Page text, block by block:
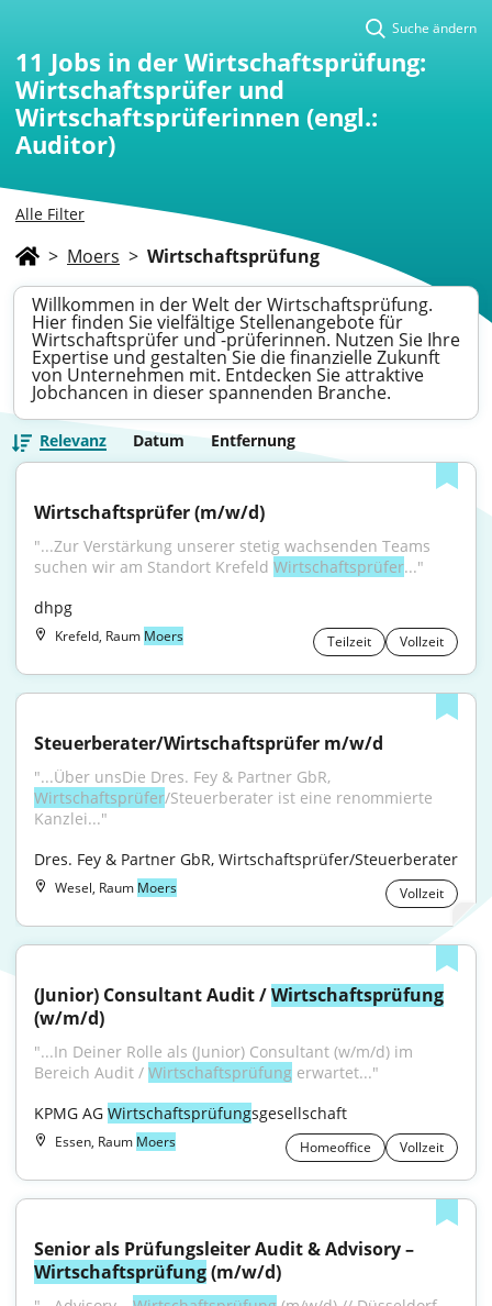
Alle Filter
Suche ändern
11 Jobs in der Wirtschaftsprüfung:
Wirtschaftsprüfer und
Wirtschaftsprüferinnen (engl.:
Auditor)
> Moers > Wirtschaftsprüfung
Willkommen in der Welt der Wirtschaftsprüfung.
Hier finden Sie vielfältige Stellenangebote für
Wirtschaftsprüfer und -prüferinnen. Nutzen Sie Ihre
Expertise und gestalten Sie die finanzielle Zukunft
von Unternehmen mit. Entdecken Sie attraktive
Jobchancen in dieser spannenden Branche.
Relevanz Datum Entfernung
Wirtschaftsprüfer (m/w/d)
"...Zur Verstärkung unserer stetig wachsenden Teams
suchen wir am Standort Krefeld Wirtschaftsprüfer..."
dhpg
Krefeld, Raum Moers Teilzeit Vollzeit
Steuerberater/Wirtschaftsprüfer m/w/d
Wirtschaftsprüfer/Steuerberater ist eine renommierte
Kanzlei..."
Dres. Fey & Partner GbR, Wirtschaftsprüfer/Steuerberater
Wesel, Raum Moers Vollzeit
(Junior) Consultant Audit / Wirtschaftsprüfung
(w/m/d)
"...In Deiner Rolle als (Junior) Consultant (w/m/d) im
Bereich Audit / Wirtschaftsprüfung erwartet..."
KPMG AG Wirtschaftsprüfungsgesellschaft
Essen, Raum Moers Homeoffice Vollzeit
Wirtschaftsprüfung (m/w/d)